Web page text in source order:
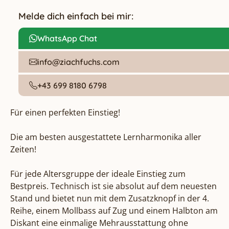
Melde dich einfach bei mir:
WhatsApp Chat
info@ziachfuchs.com
+43 699 8180 6798
Für einen perfekten Einstieg!
Die am besten ausgestattete Lernharmonika aller
Zeiten!
Für jede Altersgruppe der ideale Einstieg zum
Bestpreis. Technisch ist sie absolut auf dem neuesten
Stand und bietet nun mit dem Zusatzknopf in der 4.
Reihe, einem Mollbass auf Zug und einem Halbton am
Diskant eine einmalige Mehrausstattung ohne